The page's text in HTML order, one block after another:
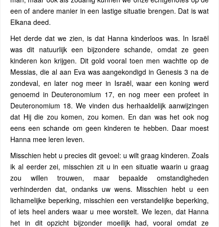
een of andere manier in een lastige situatie brengen. Dat is wat
Elkana deed.
Het derde dat we zien, is dat Hanna kinderloos was. In Israël
was dit natuurlijk een bijzondere schande, omdat ze geen
kinderen kon krijgen. Dit gold vooral toen men wachtte op de
Messias, die al aan Eva was aangekondigd in Genesis 3 na de
zondeval, en later nog meer in Israël, waar een koning werd
genoemd in Deuteronomium 17, en nog meer een profeet in
Deuteronomium 18. We vinden dus herhaaldelijk aanwijzingen
dat Hij die zou komen, zou komen. En dan was het ook nog
eens een schande om geen kinderen te hebben. Daar moest
Hanna mee leren leven.
Misschien hebt u precies dit gevoel: u wilt graag kinderen. Zoals
ik al eerder zei, misschien zit u in een situatie waarin u graag
zou willen trouwen, maar bepaalde omstandigheden
verhinderden dat, ondanks uw wens. Misschien hebt u een
lichamelijke beperking, misschien een verstandelijke beperking,
of iets heel anders waar u mee worstelt. We lezen, dat Hanna
het in dit opzicht bijzonder moeilijk had, vooral omdat ze